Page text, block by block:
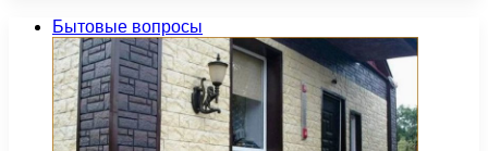
Бытовые вопросы